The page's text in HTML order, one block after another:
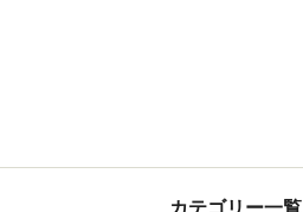
カテゴリー一覧